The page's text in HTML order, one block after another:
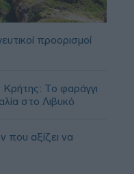
προορισμοί
Κρήτης: Το φαράγγι
στο Λιβυκό
που αξίζει να